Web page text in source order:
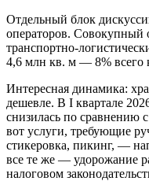
Отдельный блок
операторов.
транспортно-
4,6 млн кв. м — 8% всего
Интересная динамика:
дешевле. В I квартале
снизилась по сравнению
вот услуги, требующие
стикеровка, пикинг, —
все те же — удорожание
налоговом